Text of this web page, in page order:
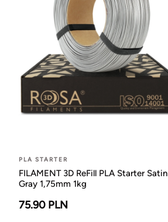
PLA STARTER
FILAMENT 3D ReFill PLA Starter Satin
Gray 1,75mm 1kg
75.90 PLN